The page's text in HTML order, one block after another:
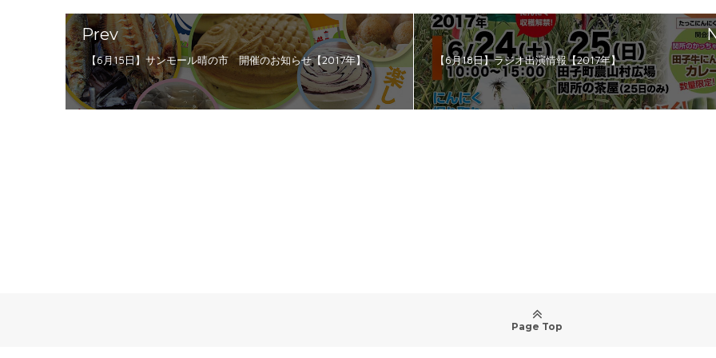
Prev
【6月15日】サンモール晴の市 開催のお知らせ【2017年】 【6月18日】ラジオ出演情報【2017年】
Page Top